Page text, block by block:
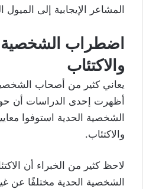
المشاعر الإيجابية إلى الميول
اضطراب الشخصية
والاكتئاب
يعاني كثير من أصحاب الشخصية
الشخصية الحدية استوفوا
والاكتئاب.
لاحظ كثير من الخبراء أن
الشخصية الحدية مختلفًا عن